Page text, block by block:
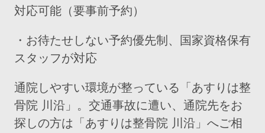
対応可能（要事前予約）
・お待たせしない予約優先制、国家資格保有
スタッフが対応
通院しやすい環境が整っている「あすりは整
骨院 川沿」。交通事故に遭い、通院先をお
探しの方は「あすりは整骨院 川沿」へご相